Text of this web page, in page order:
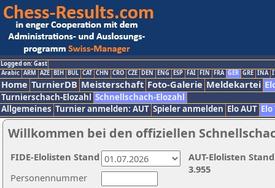
Logged on: Gast
Arabic ARM AZE BIH BUL CAT CHN CRO CZE DEN ENG ESP FAI FIN FRA GER GRE INA
Home TurnierDB Meisterschaft Foto-Galerie Meldekartei
Turnierschach-Elozahl Schnellschach-Elozahl
Allgemeines Turnier anmelden: AUT Spieler anmelden Elo AUT
Willkommen bei den offiziellen
Personennummer
AUT-Elolisten
3.955
FIDE-Elolisten Stand